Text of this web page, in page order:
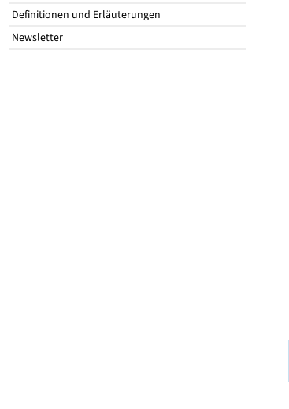
Definitionen und Erläuterungen
Newsletter